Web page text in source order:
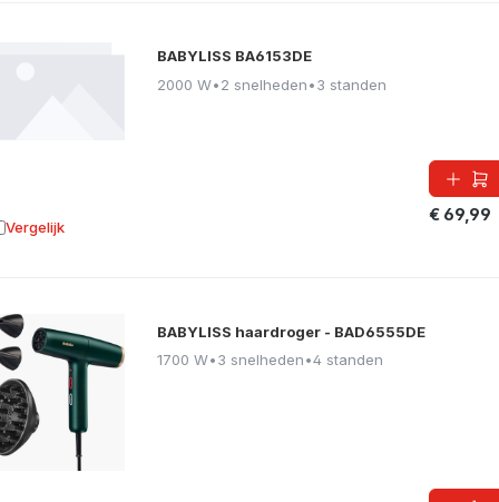
BABYLISS BA6153DE
2000 W•2 snelheden•3 standen
€ 69,99
Vergelijk aan vergelijking
BABYLISS haardroger - BAD6555DE
1700 W•3 snelheden•4 standen